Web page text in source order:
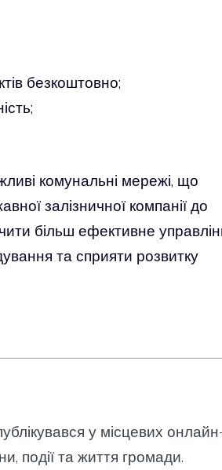
безкоштовно;
комунальні мережі, що
залізничної компанії до
більш ефективне
та сприяти розвитку
у місцевих
події та життя громади.